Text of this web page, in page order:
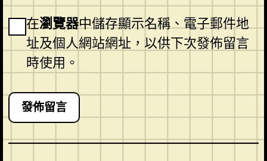
在瀏覽器中儲存顯示名稱、電子郵件地
址及個人網站網址，以供下次發佈留言
時使用。